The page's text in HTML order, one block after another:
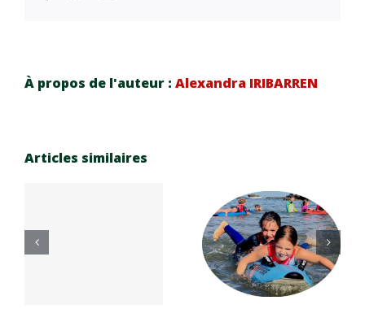
À propos de l'auteur : Alexandra IRIBARREN
Articles similaires
Coupe de
France
Masters –
Messang